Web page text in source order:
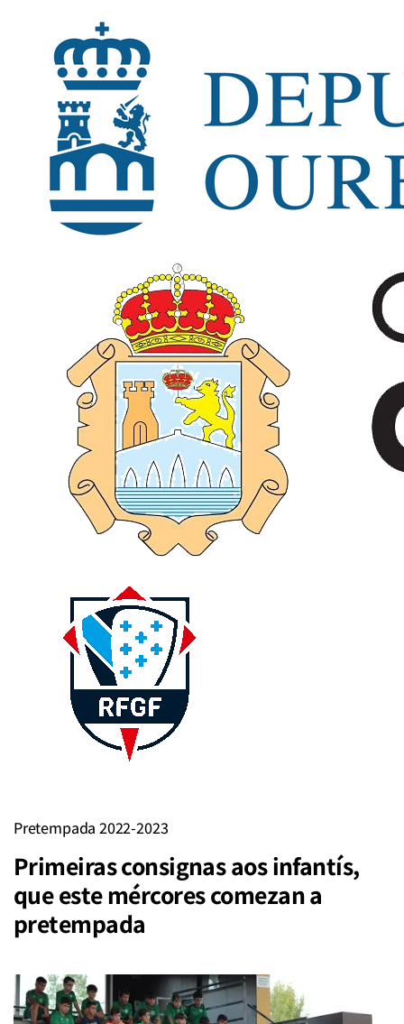
Pretempada 2022-2023
Primeiras consignas aos infantís,
que este mércores comezan a
pretempada